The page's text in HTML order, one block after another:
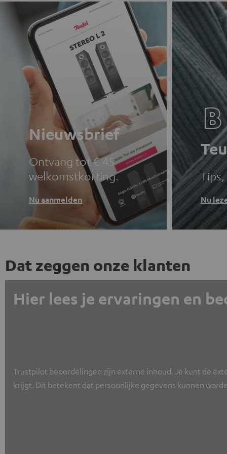
Nieuwsbrief
Ontvang tot € 45
welkomstkorting.
Nu aanmelden Nu
Dat zeggen onze klanten
Hier lees je ervaringen en
Trustpilot beoordelingen zijn externe inhoud. Je kunt de
krijgt. Dit betekent dat persoonlijke gegevens kunnen